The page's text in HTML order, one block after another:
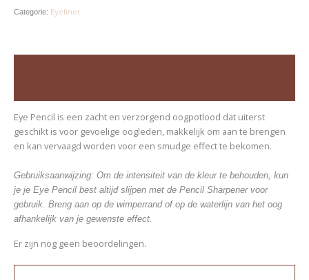
Categorie: Eyeliner
Eye Pencil is een zacht en verzorgend oogpotlood dat uiterst
geschikt is voor gevoelige oogleden, makkelijk om aan te brengen
en kan vervaagd worden voor een smudge effect te bekomen.
Gebruiksaanwijzing: Om de intensiteit van de kleur te behouden, kun
je je Eye Pencil best altijd slijpen met de Pencil Sharpener voor
gebruik. Breng aan op de wimperrand of op de waterlijn van het oog
afhankelijk van je gewenste effect.
Er zijn nog geen beoordelingen.